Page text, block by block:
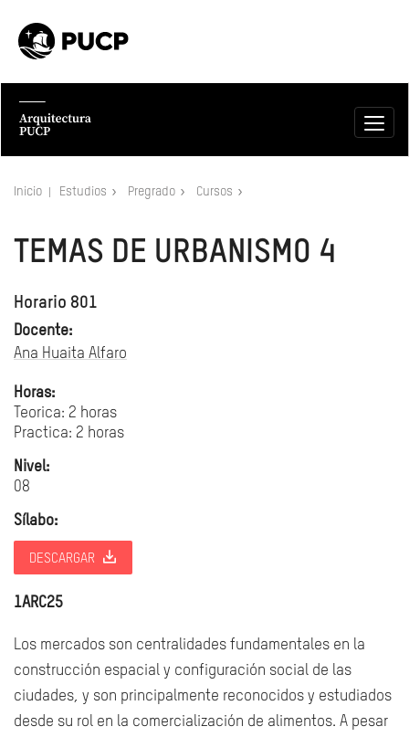
Inicio Estudios Pregrado Cursos
TEMAS DE URBANISMO 4
Horario 801
Docente:
Ana Huaita Alfaro
Horas:
Teorica: 2 horas
Practica: 2 horas
Nivel:
08
Sílabo:
DESCARGAR
1ARC25
Los mercados son centralidades fundamentales en la
construcción espacial y configuración social de las
ciudades, y son principalmente reconocidos y estudiados
desde su rol en la comercialización de alimentos. A pesar